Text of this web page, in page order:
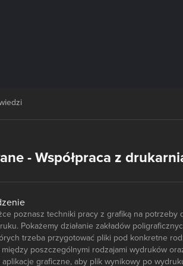
- Współpraca z
poznasz techniki pracy z grafiką na potrzeby
Pokażemy działanie zakładów
trzeba przygotować pliki pod konkretne
poszczególnymi rodzajami wydruków
graficzne, aby plik wynikowy po